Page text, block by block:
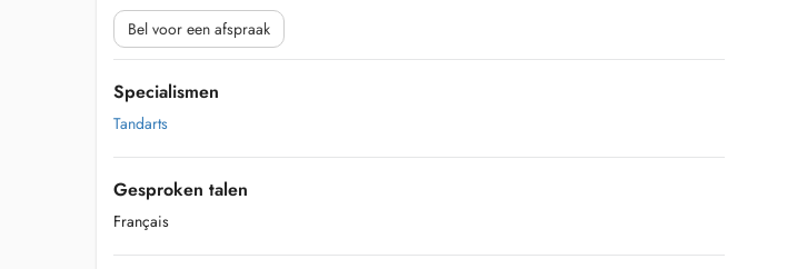
Bel voor een afspraak
Specialismen
Tandarts
Gesproken talen
Français